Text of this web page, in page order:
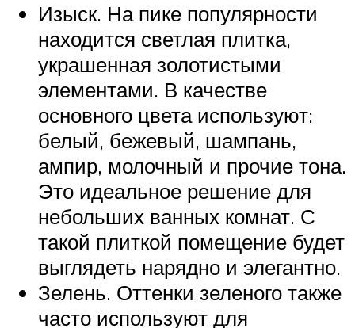
Изыск. На пике популярности
находится светлая плитка,
украшенная золотистыми
элементами. В качестве
основного цвета используют:
белый, бежевый, шампань,
ампир, молочный и прочие тона.
Это идеальное решение для
небольших ванных комнат. С
такой плиткой помещение будет
выглядеть нарядно и элегантно.
Зелень. Оттенки зеленого также
часто используют для